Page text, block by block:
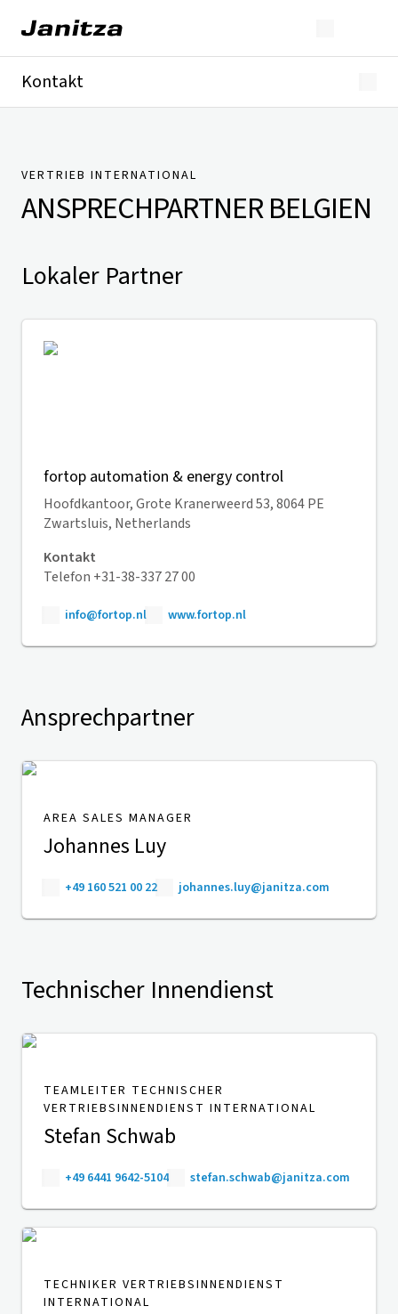
Kontakt
Presse
VERTRIEB INTERNATIONAL
ANSPRECHPARTNERBELGIEN
Lokaler Partner
fortop automation & energy control
Hoofdkantoor, Grote Kranerweerd 53, 8064 PE
Zwartsluis, Netherlands
Kontakt
Telefon +31-38-337 27 00
info@fortop.nl www.fortop.nl
Ansprechpartner
AREA SALES MANAGER
Johannes Luy
+49 160 521 00 22 johannes.luy@janitza.com
Technischer Innendienst
TEAMLEITER TECHNISCHER
VERTRIEBSINNENDIENST INTERNATIONAL
Stefan Schwab
+49 6441 9642-5104 stefan.schwab@janitza.com
TECHNIKER VERTRIEBSINNENDIENST
INTERNATIONAL